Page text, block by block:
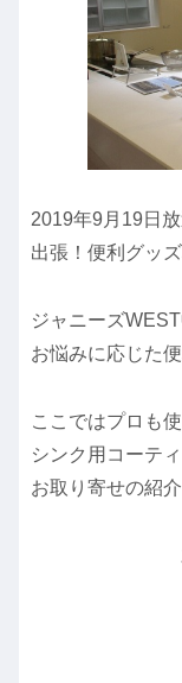
2019年9月19日
出張！便利グッズ
ジャニーズ
お悩みに応じた
ここではプロも
シンク用コーテ
お取り寄せの紹介